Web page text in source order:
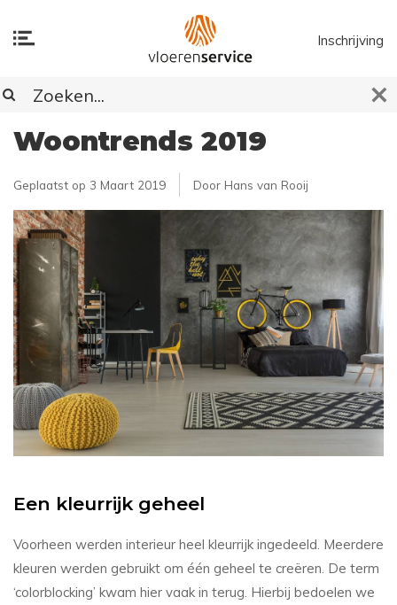
Inschrijving
Woontrends 2019
Geplaatst op 3 Maart 2019 Door Hans van Rooij
Een kleurrijk geheel
Voorheen werden interieur heel kleurrijk ingedeeld. Meerdere
kleuren werden gebruikt om één geheel te creëren. De term
‘colorblocking’ kwam hier vaak in terug. Hierbij bedoelen we